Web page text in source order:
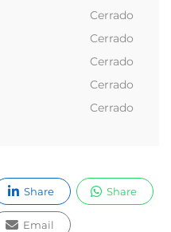
Cerrado
Cerrado
Cerrado
Cerrado
Cerrado
Share Share
Email